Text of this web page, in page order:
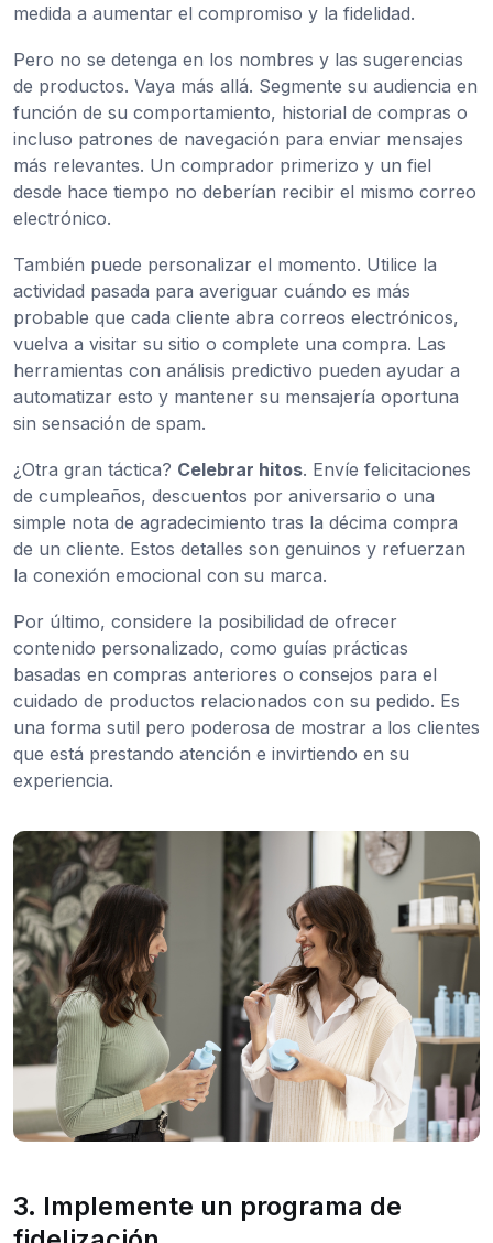
medida a aumentar el compromiso y la fidelidad.
Pero no se detenga en los nombres y las sugerencias
de productos. Vaya más allá. Segmente su audiencia en
función de su comportamiento, historial de compras o
incluso patrones de navegación para enviar mensajes
más relevantes. Un comprador primerizo y un fiel
desde hace tiempo no deberían recibir el mismo correo
electrónico.
También puede personalizar el momento. Utilice la
actividad pasada para averiguar cuándo es más
probable que cada cliente abra correos electrónicos,
vuelva a visitar su sitio o complete una compra. Las
herramientas con análisis predictivo pueden ayudar a
automatizar esto y mantener su mensajería oportuna
sin sensación de spam.
¿Otra gran táctica? Celebrar hitos. Envíe felicitaciones
de cumpleaños, descuentos por aniversario o una
simple nota de agradecimiento tras la décima compra
de un cliente. Estos detalles son genuinos y refuerzan
la conexión emocional con su marca.
Por último, considere la posibilidad de ofrecer
contenido personalizado, como guías prácticas
basadas en compras anteriores o consejos para el
cuidado de productos relacionados con su pedido. Es
una forma sutil pero poderosa de mostrar a los clientes
que está prestando atención e invirtiendo en su
experiencia.
3. Implemente un programa de